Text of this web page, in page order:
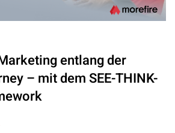
entlang der
– mit dem SEE-THINK-